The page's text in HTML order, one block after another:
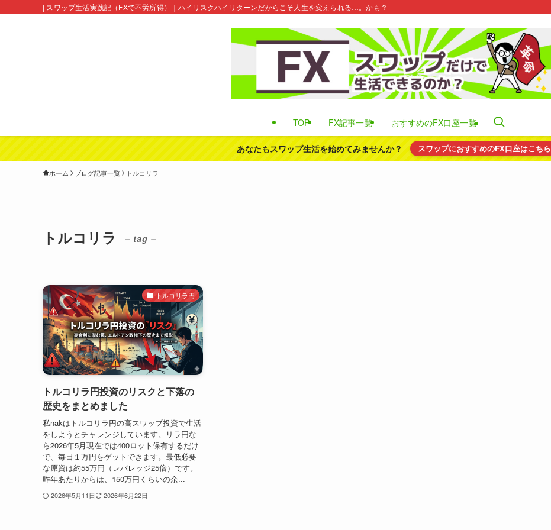
| スワップ生活実践記（FXで不労所得）｜ハイリスクハイリターンだからこそ人生を変えられる…。かも？
TOP FX記事一覧 おすすめのFX口座一覧
あなたもスワップ生活を始めてみませんか？ スワップにおすすめのFX口座はこちら
ホーム ブログ記事一覧 トルコリラ
トルコリラ – tag –
トルコリラ円
トルコリラ円投資のリスクと下落の
歴史をまとめました
私nakはトルコリラ円の高スワップ投資で生活
をしようとチャレンジしています。リラ円な
ら2026年5月現在では400ロット保有するだけ
で、毎日１万円をゲットできます。最低必要
な原資は約55万円（レバレッジ25倍）です。
昨年あたりからは、150万円くらいの余...
2026年5月11日 2026年6月22日